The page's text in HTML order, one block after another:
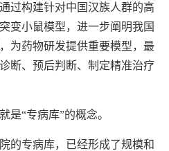
过构建针对中国汉族人群的高
变小鼠模型，进一步阐明我国
为药物研发提供重要模型，最
断、预后判断、制定精准治疗
是“专病库”的概念。
的专病库，已经形成了规模和